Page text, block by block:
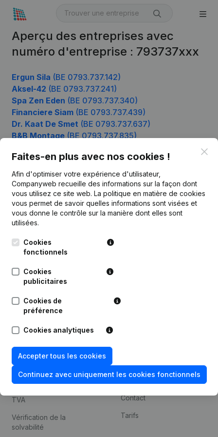
Aperçu des entreprises avec
numéro d'entreprise : 793737xxx
Ergun Sila (BE 0793.737.142)
Aksel-42 (BE 0793.737.241)
Spa Zen Eden (BE 0793.737.340)
Financiere Siam (BE 0793.737.439)
Dr. Kaat De Smet (BE 0793.737.637)
B&B Montage(BE 0793.737.835)
Faites-en plus avec nos cookies !
Afin d'optimiser votre expérience d'utilisateur,
Companyweb recueille des informations sur la façon dont
vous utilisez ce site web. La politique en matière de cookies
vous permet de savoir quelles informations sont visées et
vous donne le contrôle sur la manière dont elles sont
utilisées.
Cookies
fonctionnels
Cookies
publicitaires
Cookies de
préférence
Cookies analytiques
Accepter tous les cookies
Continuez avec uniquement les cookies fonctionnels
Français
Kantorenpark Everest
Leuvensesteenweg
1800 Vilvoorde
Produit
Informations d’entreprise
Monitoring
Compliance et prévention
de la fraude
Consulter des comptes
annuels
TVA
Vérification de la
solvabilité
Contact
Tarifs